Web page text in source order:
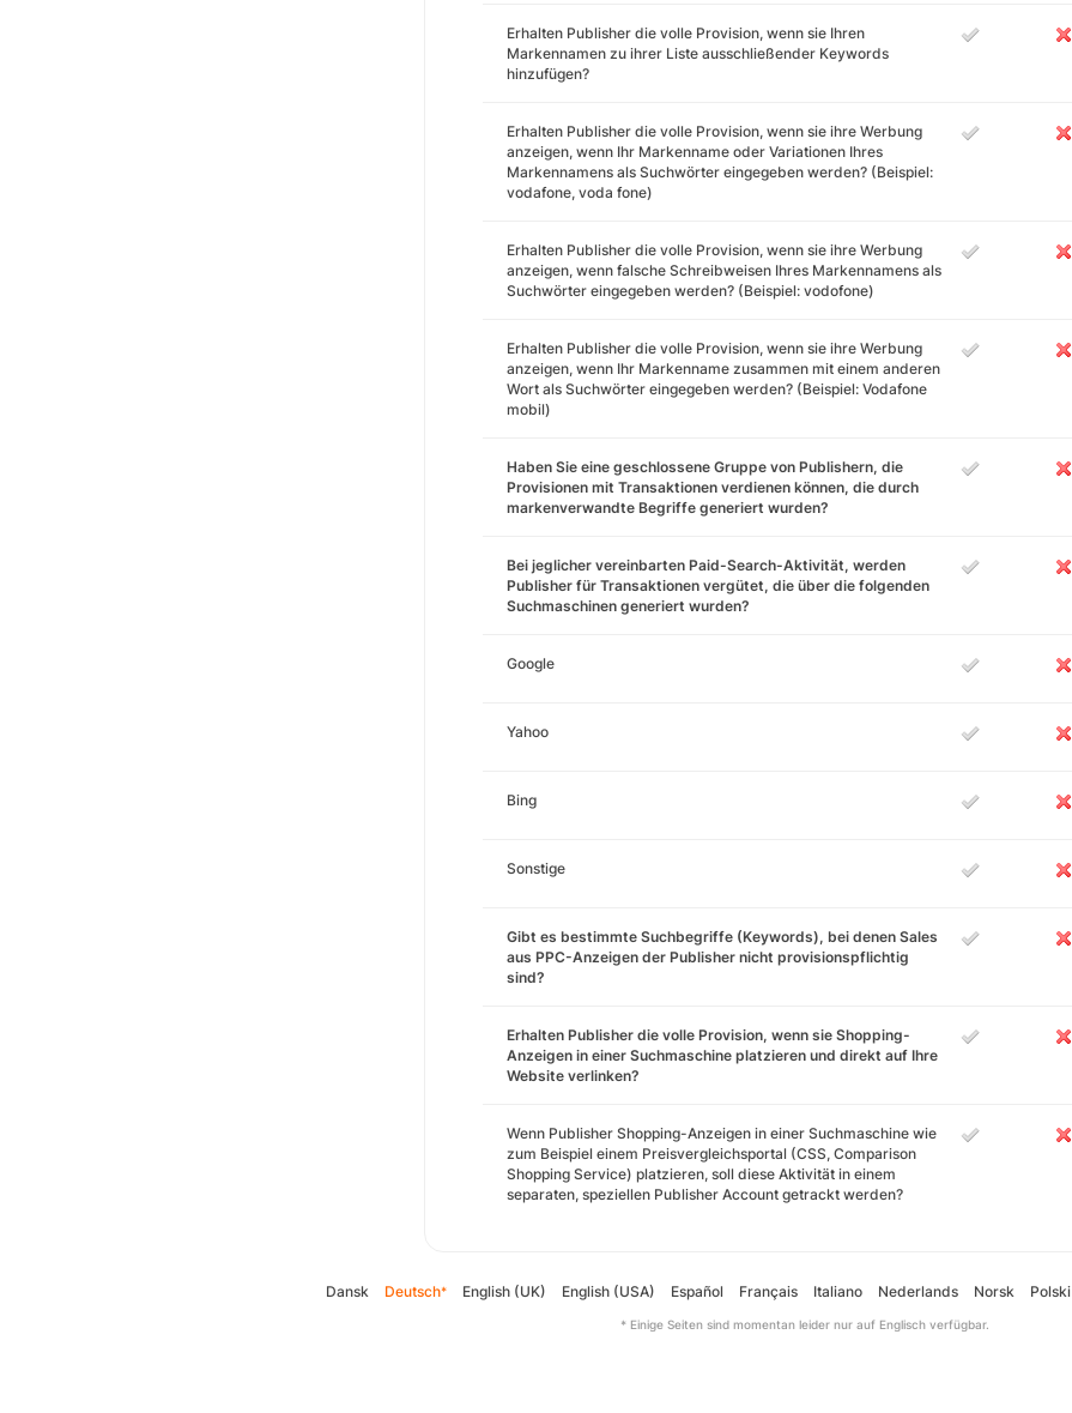
Erhalten Publisher die volle Provision, wenn sie Ihren
Markennamen zu ihrer Liste ausschließender Keywords
hinzufügen?
Erhalten Publisher die volle Provision, wenn sie ihre Werbung
anzeigen, wenn Ihr Markenname oder Variationen Ihres
Markennamens als Suchwörter eingegeben werden? (Beispiel:
vodafone, voda fone)
Erhalten Publisher die volle Provision, wenn sie ihre Werbung
anzeigen, wenn falsche Schreibweisen Ihres Markennamens als
Suchwörter eingegeben werden? (Beispiel: vodofone)
Erhalten Publisher die volle Provision, wenn sie ihre Werbung
anzeigen, wenn Ihr Markenname zusammen mit einem anderen
Wort als Suchwörter eingegeben werden? (Beispiel: Vodafone
mobil)
Haben Sie eine geschlossene Gruppe von Publishern, die
Provisionen mit Transaktionen verdienen können, die durch
markenverwandte Begriffe generiert wurden?
Bei jeglicher vereinbarten Paid-Search-Aktivität, werden
Publisher für Transaktionen vergütet, die über die folgenden
Suchmaschinen generiert wurden?
Google
Yahoo
Bing
Sonstige
Gibt es bestimmte Suchbegriffe (Keywords), bei denen Sales
aus PPC-Anzeigen der Publisher nicht provisionspflichtig
sind?
Erhalten Publisher die volle Provision, wenn sie Shopping-
Anzeigen in einer Suchmaschine platzieren und direkt auf Ihre
Website verlinken?
Wenn Publisher Shopping-Anzeigen in einer Suchmaschine wie
zum Beispiel einem Preisvergleichsportal (CSS, Comparison
Shopping Service) platzieren, soll diese Aktivität in einem
separaten, speziellen Publisher Account getrackt werden?
Dansk Deutsch* English (UK) English (USA) Español Français Italiano Nederlands Norsk Polski
* Einige Seiten sind momentan leider nur auf Englisch verfügbar.